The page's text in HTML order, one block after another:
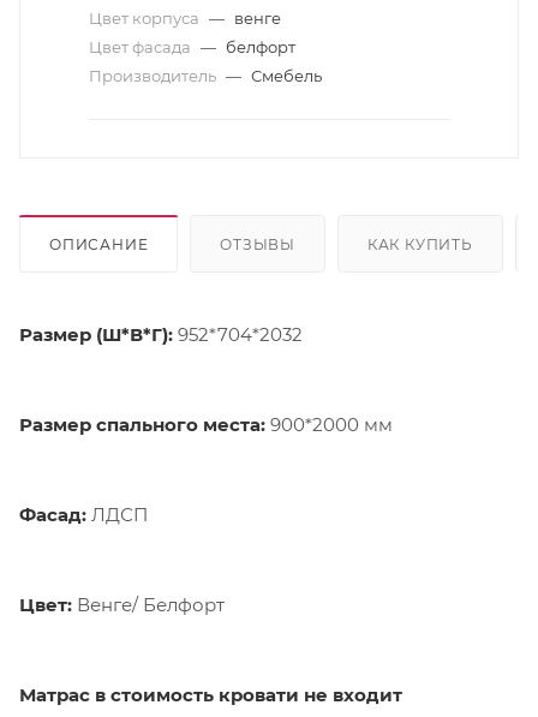
Цвет корпуса — венге
Цвет фасада — белфорт
Производитель — Смебель
ОПИСАНИЕ ОТЗЫВЫ КАК КУПИТЬ
Размер (Ш*В*Г): 952*704*2032
Размер спального места: 900*2000 мм
Фасад: ЛДСП
Цвет: Венге/ Белфорт
Матрас в стоимость кровати не входит